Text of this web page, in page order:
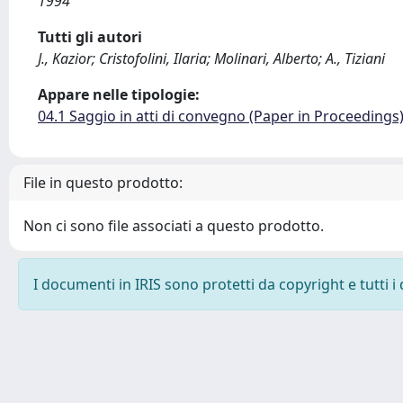
Tutti gli autori
J., Kazior; Cristofolini, Ilaria; Molinari, Alberto; A., Tiziani
Appare nelle tipologie:
04.1 Saggio in atti di convegno (Paper in Proceedings)
File in questo prodotto:
Non ci sono file associati a questo prodotto.
I documenti in IRIS sono protetti da copyright e tutti